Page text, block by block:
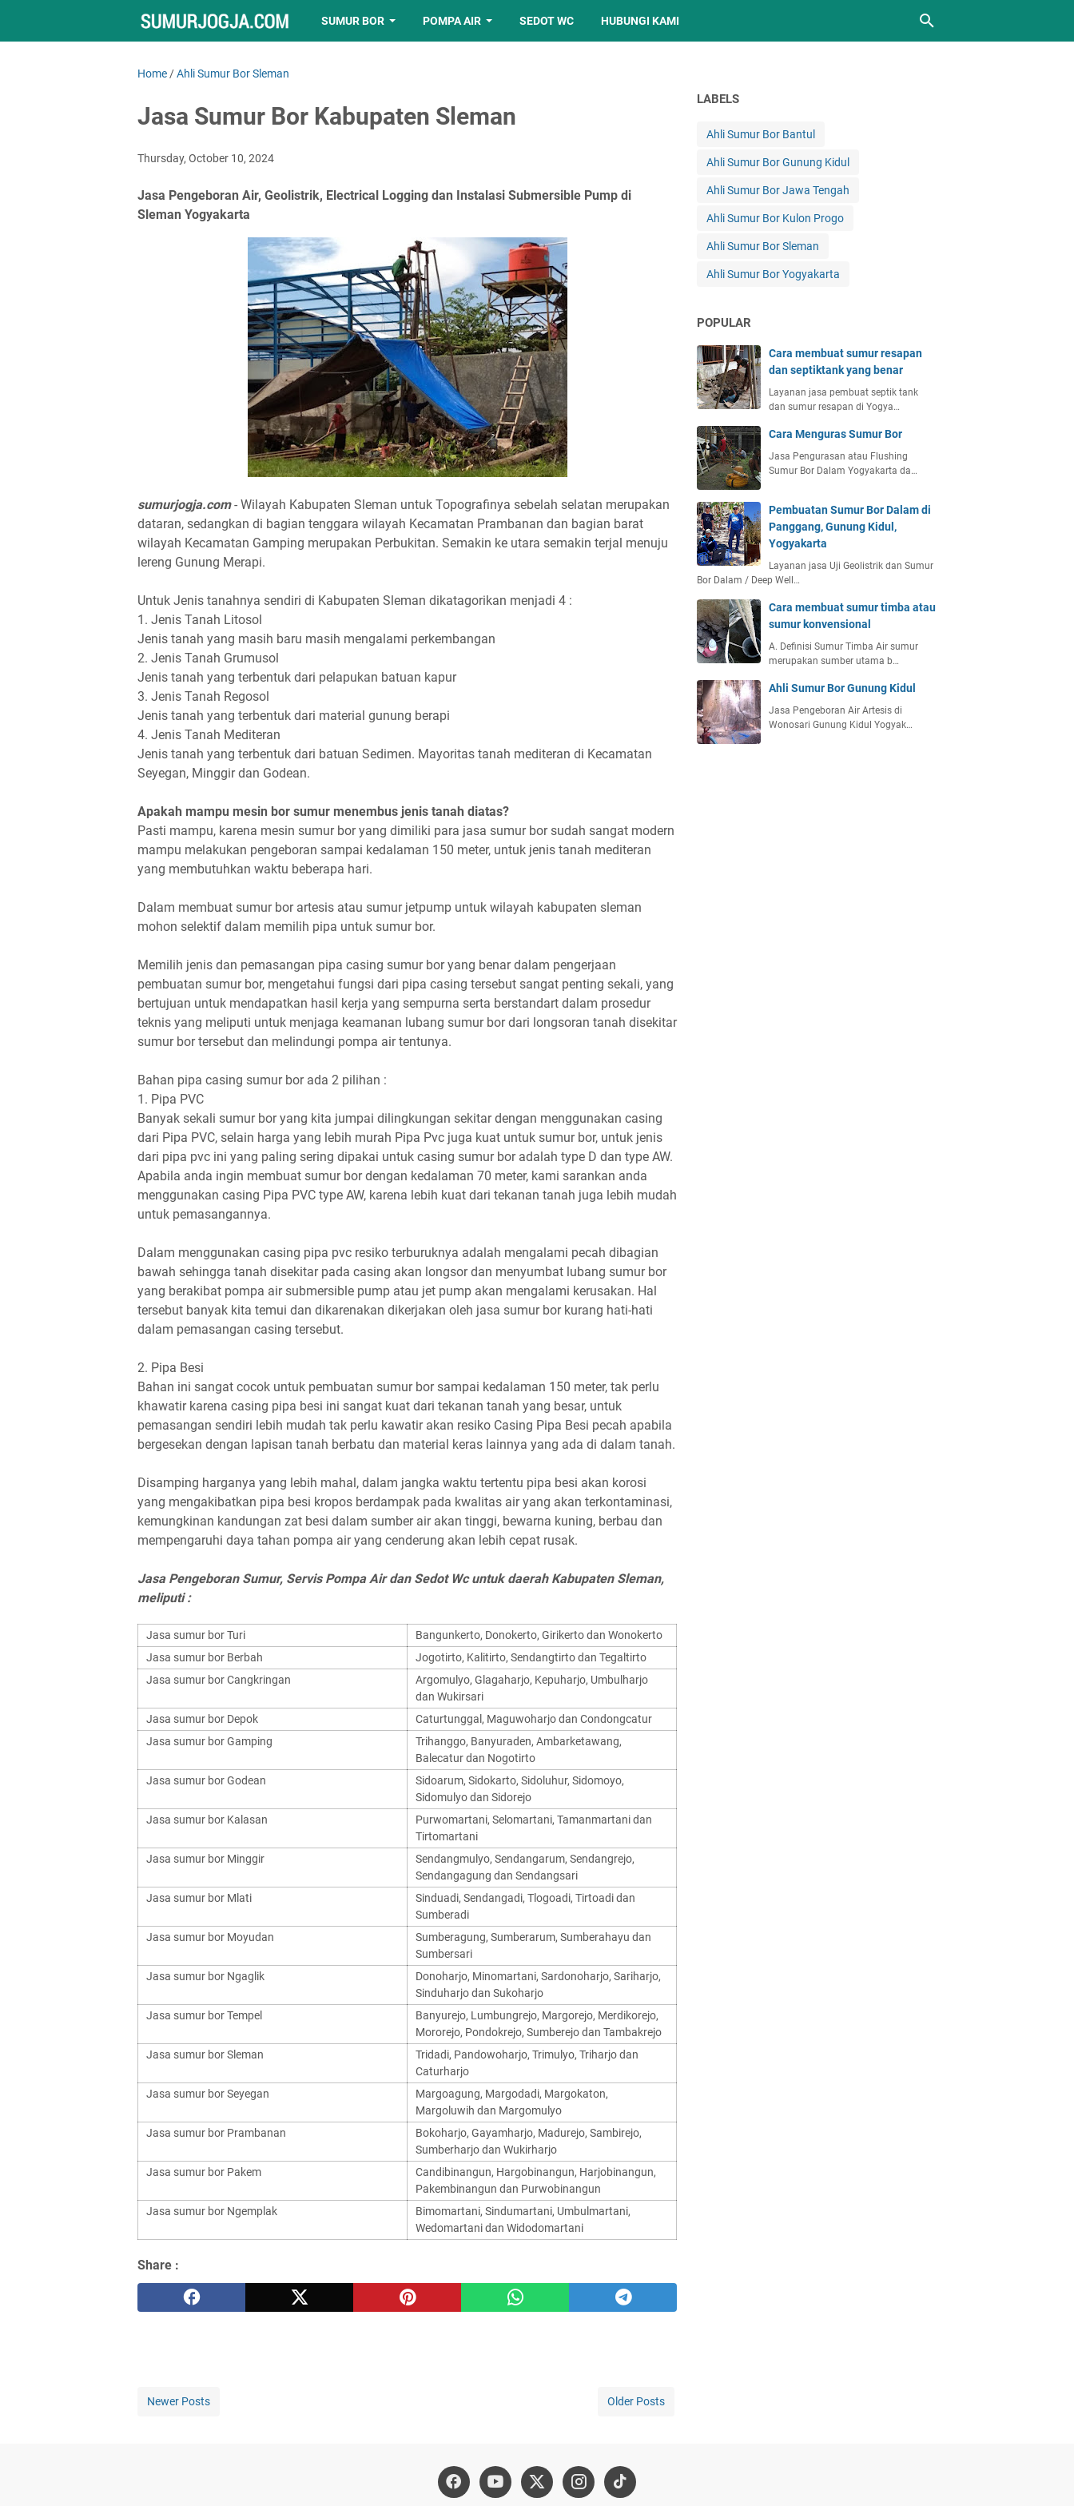
SUMUR BOR POMPA AIR SEDOT WC HUBUNGI KAMI
Home /Ahli Sumur Bor Sleman
Jasa Sumur Bor Kabupaten Sleman
Thursday, October 10, 2024
Jasa Pengeboran Air, Geolistrik, Electrical Logging dan Instalasi Submersible Pump di
Sleman Yogyakarta
sumurjogja.com- Wilayah Kabupaten Sleman untuk Topografinya sebelah selatan merupakan
dataran, sedangkan di bagian tenggara wilayah Kecamatan Prambanan dan bagian barat
wilayah Kecamatan Gamping merupakan Perbukitan. Semakin ke utara semakin terjal menuju
lereng Gunung Merapi.
Untuk Jenis tanahnya sendiri di Kabupaten Sleman dikatagorikan menjadi 4 :
1. Jenis Tanah Litosol
Jenis tanah yang masih baru masih mengalami perkembangan
2. Jenis Tanah Grumusol
Jenis tanah yang terbentuk dari pelapukan batuan kapur
3. Jenis Tanah Regosol
Jenis tanah yang terbentuk dari material gunung berapi
4. Jenis Tanah Mediteran
Jenis tanah yang terbentuk dari batuan Sedimen. Mayoritas tanah mediteran di Kecamatan
Seyegan, Minggir dan Godean.
Apakah mampu mesin bor sumur menembus jenis tanah diatas?
Pasti mampu, karena mesin sumur bor yang dimiliki para jasa sumur bor sudah sangat modern
mampu melakukan pengeboran sampai kedalaman 150 meter, untuk jenis tanah mediteran
yang membutuhkan waktu beberapa hari.
Dalam membuat sumur bor artesis atau sumur jetpump untuk wilayah kabupaten sleman
mohon selektif dalam memilih pipa untuk sumur bor.
Memilih jenis dan pemasangan pipa casing sumur bor yang benar dalam pengerjaan
pembuatan sumur bor, mengetahui fungsi dari pipa casing tersebut sangat penting sekali, yang
bertujuan untuk mendapatkan hasil kerja yang sempurna serta berstandart dalam prosedur
teknis yang meliputi untuk menjaga keamanan lubang sumur bor dari longsoran tanah disekitar
sumur bor tersebut dan melindungi pompa air tentunya.
Bahan pipa casing sumur bor ada 2 pilihan :
1. Pipa PVC
Banyak sekali sumur bor yang kita jumpai dilingkungan sekitar dengan menggunakan casing
dari Pipa PVC, selain harga yang lebih murah Pipa Pvc juga kuat untuk sumur bor, untuk jenis
dari pipa pvc ini yang paling sering dipakai untuk casing sumur bor adalah type D dan type AW.
Apabila anda ingin membuat sumur bor dengan kedalaman 70 meter, kami sarankan anda
menggunakan casing Pipa PVC type AW, karena lebih kuat dari tekanan tanah juga lebih mudah
untuk pemasangannya.
Dalam menggunakan casing pipa pvc resiko terburuknya adalah mengalami pecah dibagian
bawah sehingga tanah disekitar pada casing akan longsor dan menyumbat lubang sumur bor
yang berakibat pompa air submersible pump atau jet pump akan mengalami kerusakan. Hal
tersebut banyak kita temui dan dikarenakan dikerjakan oleh jasa sumur bor kurang hati-hati
dalam pemasangan casing tersebut.
2. Pipa Besi
Bahan ini sangat cocok untuk pembuatan sumur bor sampai kedalaman 150 meter, tak perlu
khawatir karena casing pipa besi ini sangat kuat dari tekanan tanah yang besar, untuk
pemasangan sendiri lebih mudah tak perlu kawatir akan resiko Casing Pipa Besi pecah apabila
bergesekan dengan lapisan tanah berbatu dan material keras lainnya yang ada di dalam tanah.
Disamping harganya yang lebih mahal, dalam jangka waktu tertentu pipa besi akan korosi
yang mengakibatkan pipa besi kropos berdampak pada kwalitas air yang akan terkontaminasi,
kemungkinan kandungan zat besi dalam sumber air akan tinggi, bewarna kuning, berbau dan
mempengaruhi daya tahan pompa air yang cenderung akan lebih cepat rusak.
Jasa Pengeboran Sumur, Servis Pompa Air dan Sedot Wc untuk daerah Kabupaten Sleman,
meliputi :
Jasa sumur bor Turi
Bangunkerto, Donokerto, Girikerto dan Wonokerto
Jasa sumur bor Berbah
Jogotirto, Kalitirto, Sendangtirto dan Tegaltirto
Jasa sumur bor Cangkringan
Argomulyo, Glagaharjo, Kepuharjo, Umbulharjo
dan Wukirsari
Jasa sumur bor Depok
Caturtunggal, Maguwoharjo dan Condongcatur
Jasa sumur bor Gamping
Trihanggo, Banyuraden, Ambarketawang,
Balecatur dan Nogotirto
Jasa sumur bor Godean
Sidoarum, Sidokarto, Sidoluhur, Sidomoyo,
Sidomulyo dan Sidorejo
Jasa sumur bor Kalasan
Purwomartani, Selomartani, Tamanmartani dan
Tirtomartani
Jasa sumur bor Minggir
Sendangmulyo, Sendangarum, Sendangrejo,
Sendangagung dan Sendangsari
Jasa sumur bor Mlati
Sinduadi, Sendangadi, Tlogoadi, Tirtoadi dan
Sumberadi
Jasa sumur bor Moyudan
Sumberagung, Sumberarum, Sumberahayu dan
Sumbersari
Jasa sumur bor Ngaglik
Donoharjo, Minomartani, Sardonoharjo, Sariharjo,
Sinduharjo dan Sukoharjo
Jasa sumur bor Tempel
Banyurejo, Lumbungrejo, Margorejo, Merdikorejo,
Mororejo, Pondokrejo, Sumberejo dan Tambakrejo
Jasa sumur bor Sleman
Tridadi, Pandowoharjo, Trimulyo, Triharjo dan
Caturharjo
Jasa sumur bor Seyegan
Margoagung, Margodadi, Margokaton,
Margoluwih dan Margomulyo
Jasa sumur bor Prambanan
Bokoharjo, Gayamharjo, Madurejo, Sambirejo,
Sumberharjo dan Wukirharjo
Jasa sumur bor Pakem
Candibinangun, Hargobinangun, Harjobinangun,
Pakembinangun dan Purwobinangun
Jasa sumur bor Ngemplak
Bimomartani, Sindumartani, Umbulmartani,
Wedomartani dan Widodomartani
Share :
Newer Posts Older Posts
LABELS
Ahli Sumur Bor Bantul
Ahli Sumur Bor Gunung Kidul
Ahli Sumur Bor Jawa Tengah
Ahli Sumur Bor Kulon Progo
Ahli Sumur Bor Sleman
Ahli Sumur Bor Yogyakarta
POPULAR
Cara membuat sumur resapan
dan septiktank yang benar
Layanan jasa pembuat septik tank
dan sumur resapan di Yogya…
Cara Menguras Sumur Bor
Jasa Pengurasan atau Flushing
Sumur Bor Dalam Yogyakarta da…
Pembuatan Sumur Bor Dalam di
Panggang, Gunung Kidul,
Yogyakarta
Layanan jasa Uji Geolistrik dan Sumur
Bor Dalam / Deep Well…
Cara membuat sumur timba atau
sumur konvensional
A. Definisi Sumur Timba Air sumur
merupakan sumber utama b…
Ahli Sumur Bor Gunung Kidul
Jasa Pengeboran Air Artesis di
Wonosari Gunung Kidul Yogyak…